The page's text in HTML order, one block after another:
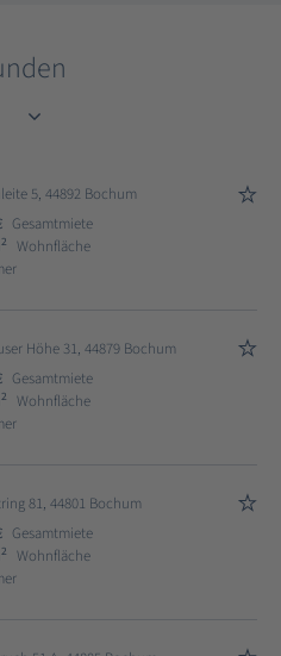
5, 44892 Bochum
Gesamtmiete
2
Wohnfläche
Höhe 31, 44879 Bochum
Gesamtmiete
2
Wohnfläche
81, 44801 Bochum
Gesamtmiete
2
Wohnfläche